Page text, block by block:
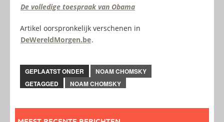
De volledige toespraak van Obama
Artikel oorspronkelijk verschenen in
DeWereldMorgen.be.
GEPLAATST ONDER
NOAM CHOMSKY
GETAGGED
NOAM CHOMSKY